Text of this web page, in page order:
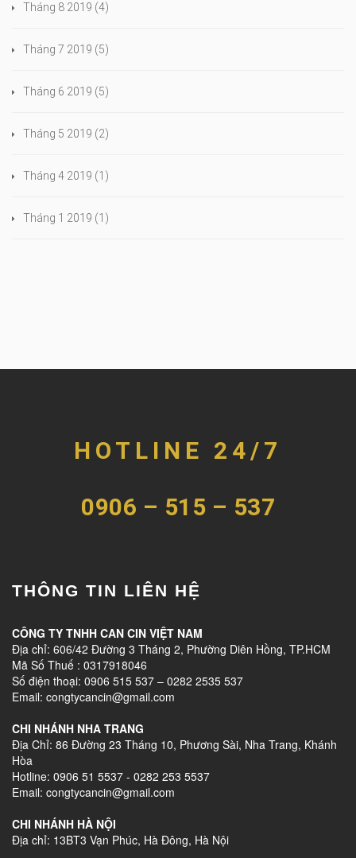
Tháng 8 2019 (4)
Tháng 7 2019 (5)
Tháng 6 2019 (5)
Tháng 5 2019 (2)
Tháng 4 2019 (1)
Tháng 1 2019 (1)
HOTLINE 24/7
0906 – 515 – 537
THÔNG TIN LIÊN HỆ
CÔNG TY TNHH CAN CIN VIỆT NAM
Địa chỉ: 606/42 Đường 3 Tháng 2, Phường Diên Hồng, TP.HCM
Mã Số Thuế : 0317918046
Số điện thoại: 0906 515 537 – 0282 2535 537
Email: congtycancin@gmail.com
CHI NHÁNH NHA TRANG
Địa Chỉ: 86 Đường 23 Tháng 10, Phương Sài, Nha Trang, Khánh
Hòa
Hotline: 0906 51 5537 - 0282 253 5537
Email: congtycancin@gmail.com
CHI NHÁNH HÀ NỘI
Địa chỉ: 13BT3 Vạn Phúc, Hà Đông, Hà Nội